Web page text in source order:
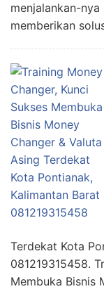
menjalankan-
memberikan
Terdekat Kota
081219315458.
Membuka Bisnis